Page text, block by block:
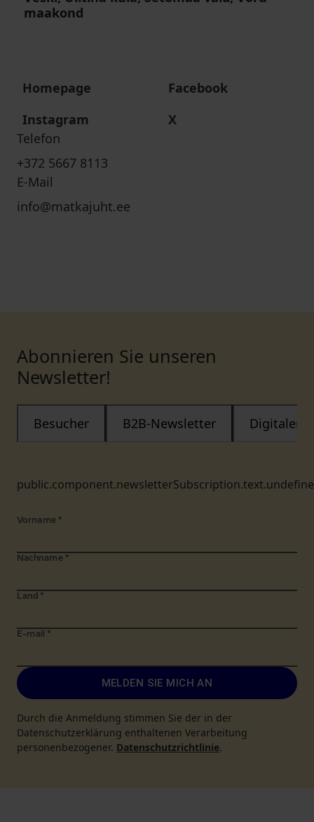
maakond
Homepage
Facebook
Instagram
X
Telefon
+372 5667 8113
E-Mail
info@matkajuht.ee
Abonnieren Sie unseren
Newsletter!
Besucher B2B-Newsletter Digitaler
Vorname *
Nachname *
Land *
E-mail *
MELDEN SIE MICH AN
Durch die Anmeldung stimmen Sie der in der
Datenschutzerklärung enthaltenen Verarbeitung
personenbezogener. Datenschutzrichtlinie.